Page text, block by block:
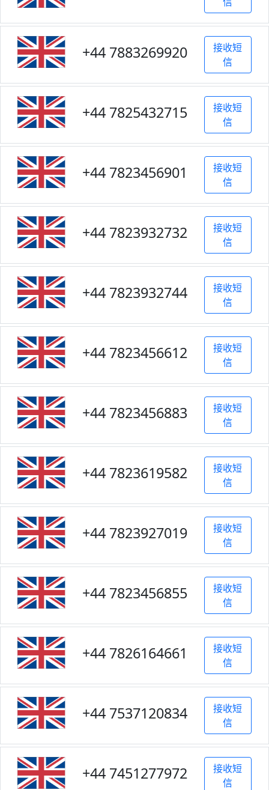
+44 7883269920
接收短
信
+44 7825432715
接收短
信
+44 7823456901
接收短
信
+44 7823932732
接收短
信
+44 7823932744
接收短
信
+44 7823456612
接收短
信
+44 7823456883
接收短
信
+44 7823619582
接收短
信
+44 7823927019
接收短
信
+44 7823456855
接收短
信
+44 7826164661
接收短
信
+44 7537120834
接收短
信
+44 7451277972
接收短
信